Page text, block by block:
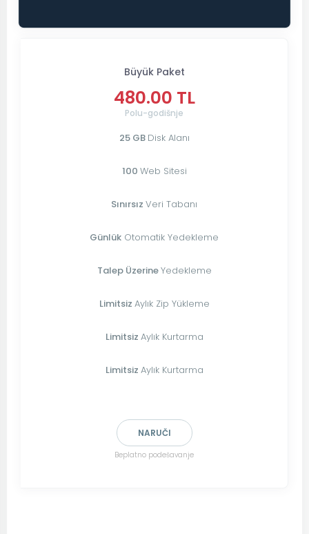
Büyük Paket
480.00 TL
Polu-godišnje
25 GB Disk Alanı
100 Web Sitesi
Sınırsız Veri Tabanı
Günlük Otomatik Yedekleme
Talep ÜzerineYedekleme
Limitsiz Aylık Zip Yükleme
Limitsiz Aylık Kurtarma
Limitsiz Aylık Kurtarma
NARUČI
Beplatno podešavanje